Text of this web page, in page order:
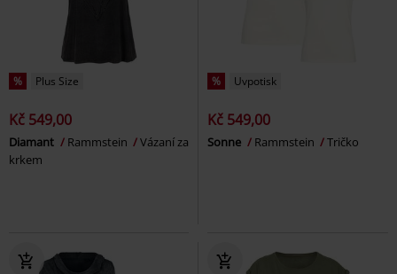
% Plus Size
Kč 549,00
Diamant Rammstein
Vázaní za
krkem
% Uvpotisk
Kč 549,00
Sonne Rammstein Tričko